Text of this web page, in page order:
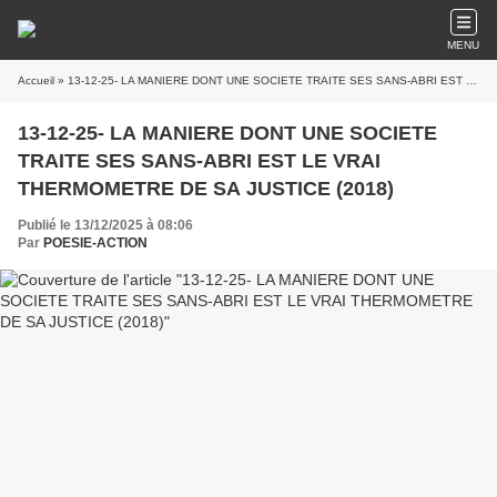
MENU
Accueil » 13-12-25- LA MANIERE DONT UNE SOCIETE TRAITE SES SANS-ABRI EST LE VRAI THERMOMETRE DE SA JUSTICE (2018)
13-12-25- LA MANIERE DONT UNE SOCIETE
TRAITE SES SANS-ABRI EST LE VRAI
THERMOMETRE DE SA JUSTICE (2018)
Publié le 13/12/2025 à 08:06
Par POESIE-ACTION